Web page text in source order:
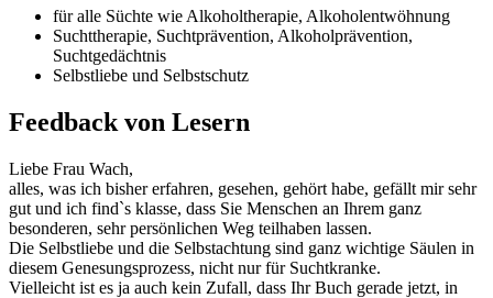
für alle Süchte wie Alkoholtherapie, Alkoholentwöhnung
Suchttherapie, Suchtprävention, Alkoholprävention,
Suchtgedächtnis
Selbstliebe und Selbstschutz
Feedback von Lesern
Liebe Frau Wach,
alles, was ich bisher erfahren, gesehen, gehört habe, gefällt mir sehr
gut und ich find`s klasse, dass Sie Menschen an Ihrem ganz
besonderen, sehr persönlichen Weg teilhaben lassen.
Die Selbstliebe und die Selbstachtung sind ganz wichtige Säulen in
diesem Genesungsprozess, nicht nur für Suchtkranke.
Vielleicht ist es ja auch kein Zufall, dass Ihr Buch gerade jetzt, in